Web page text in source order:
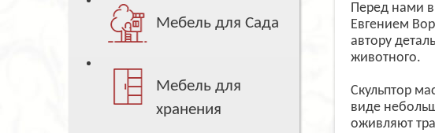
Мебель для Сада
Мебель для
хранения
Перед нами
Евгением
автору
животного.
Скульптор
виде
оживляют